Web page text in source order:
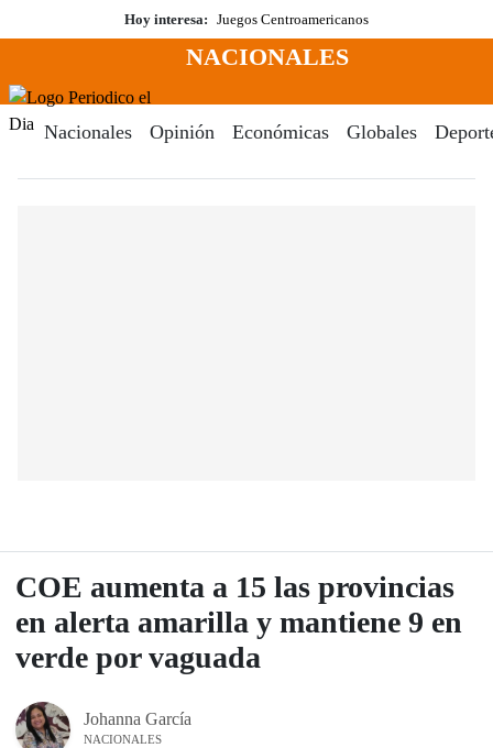
al
Hoy interesa: Juegos Centroamericanos
Menú
NACIONALES
Nacionales Opinión Económicas Globales
COE aumenta a 15 las provincias
en alerta amarilla y mantiene 9 en
verde por vaguada
Johanna García
NACIONALES